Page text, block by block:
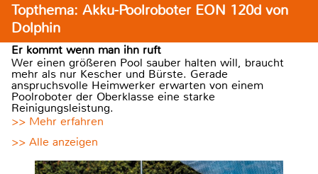
Topthema: Akku-Poolroboter EON 120d von
Dolphin
Er kommt wenn man ihn ruft
Wer einen größeren Pool sauber halten will, braucht
mehr als nur Kescher und Bürste. Gerade
anspruchsvolle Heimwerker erwarten von einem
Poolroboter der Oberklasse eine starke
Reinigungsleistung.
>> Mehr erfahren
>> Alle anzeigen